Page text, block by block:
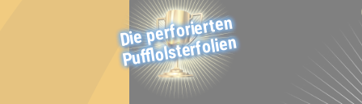
Die perforierten
Pufflolsterfolien